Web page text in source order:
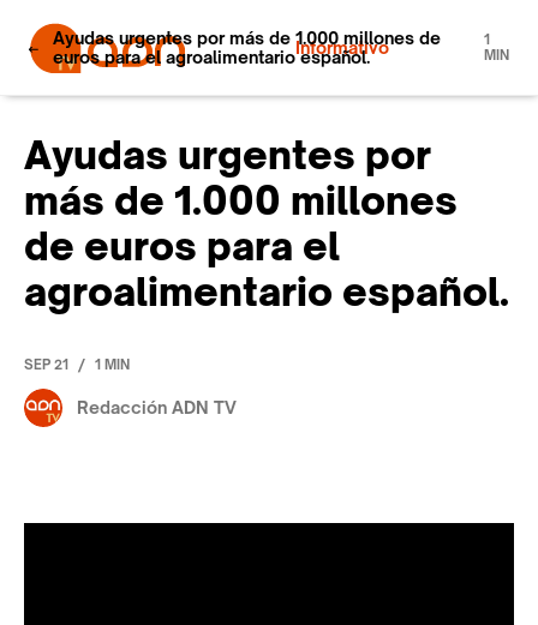
Informativo
Ayudas urgentes por más de 1.000 millones de
euros para el agroalimentario español.
1
MIN
Ayudas urgentes por
más de 1.000 millones
de euros para el
agroalimentario español.
SEP 21 / 1 MIN
Redacción ADN TV